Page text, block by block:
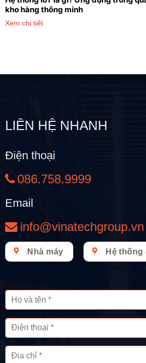
kho hàng thông minh
Xem chi tiết
LIÊN HỆ NHANH
Điện thoại
086.758.9999
Email
info@vinatechgroup.vn
Nhà máy Hệ thống